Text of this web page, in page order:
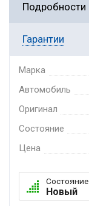
Подробности
Гарантии
Марка
Автомобиль
Оригинал
Состояние
Цена
Состояние
Новый